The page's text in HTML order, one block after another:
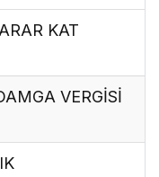
KAT
VERGİSİ